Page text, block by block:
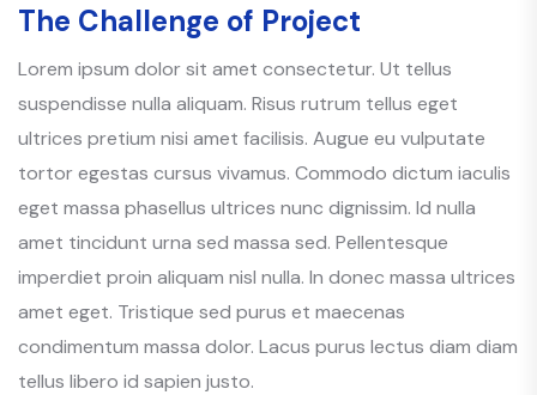
The Challenge of Project
Lorem ipsum dolor sit amet consectetur. Ut tellus
suspendisse nulla aliquam. Risus rutrum tellus eget
ultrices pretium nisi amet facilisis. Augue eu vulputate
tortor egestas cursus vivamus. Commodo dictum iaculis
eget massa phasellus ultrices nunc dignissim. Id nulla
amet tincidunt urna sed massa sed. Pellentesque
imperdiet proin aliquam nisl nulla. In donec massa ultrices
amet eget. Tristique sed purus et maecenas
condimentum massa dolor. Lacus purus lectus diam diam
tellus libero id sapien justo.